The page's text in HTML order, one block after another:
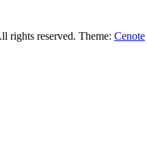
rights reserved. Theme: Cenote